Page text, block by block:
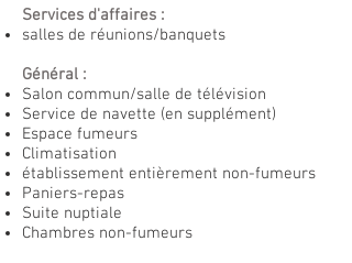
Services d'affaires :
salles de réunions/banquets
Général :
Salon commun/salle de télévision
Service de navette (en supplément)
Espace fumeurs
Climatisation
établissement entièrement non-fumeurs
Paniers-repas
Suite nuptiale
Chambres non-fumeurs